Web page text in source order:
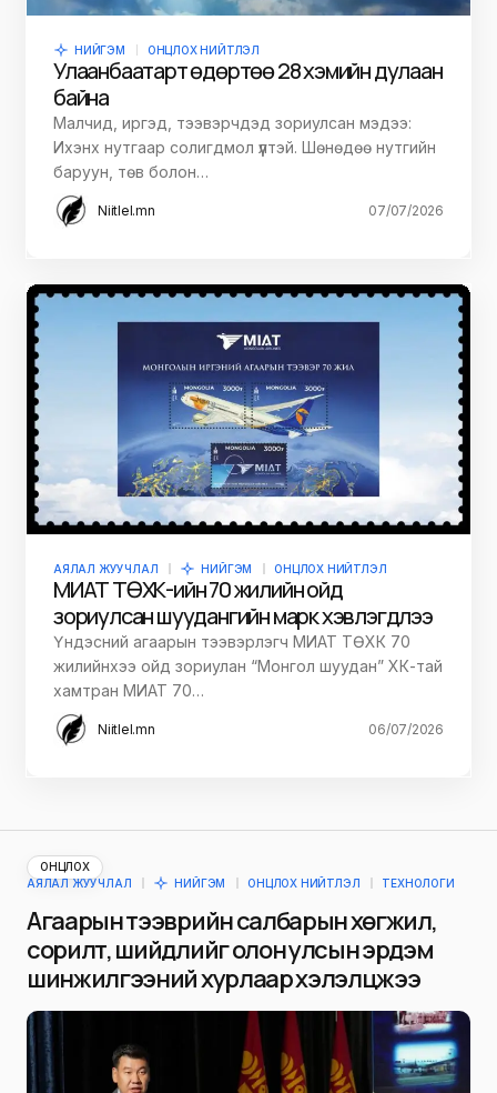
НИЙГЭМ ОНЦЛОХ НИЙТЛЭЛ
Улаанбаатарт өдөртөө 28 хэмийн дулаан
байна
Малчид, иргэд, тээвэрчдэд зориулсан мэдээ:
Ихэнх нутгаар солигдмол үүлтэй. Шөнөдөө нутгийн
баруун, төв болон…
Niitlel.mn 07/07/2026
АЯЛАЛ ЖУУЧЛАЛ НИЙГЭМ ОНЦЛОХ НИЙТЛЭЛ
МИАТ ТӨХК-ийн 70 жилийн ойд
зориулсан шуудангийн марк хэвлэгдлээ
Үндэсний агаарын тээвэрлэгч МИАТ ТӨХК 70
жилийнхээ ойд зориулан “Монгол шуудан” ХК-тай
хамтран МИАТ 70…
Niitlel.mn 06/07/2026
ОНЦЛОХ
АЯЛАЛ ЖУУЧЛАЛ
НИЙГЭМ ОНЦЛОХ НИЙТЛЭЛ ТЕХНОЛОГИ
Агаарын тээврийн салбарын хөгжил,
сорилт, шийдлийг олон улсын эрдэм
шинжилгээний хурлаар хэлэлцжээ